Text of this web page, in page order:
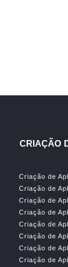
CRIAÇÃO
Criação de
Criação de
Criação de
Criação de
Criação de
Criação de
Criação de
Criação de